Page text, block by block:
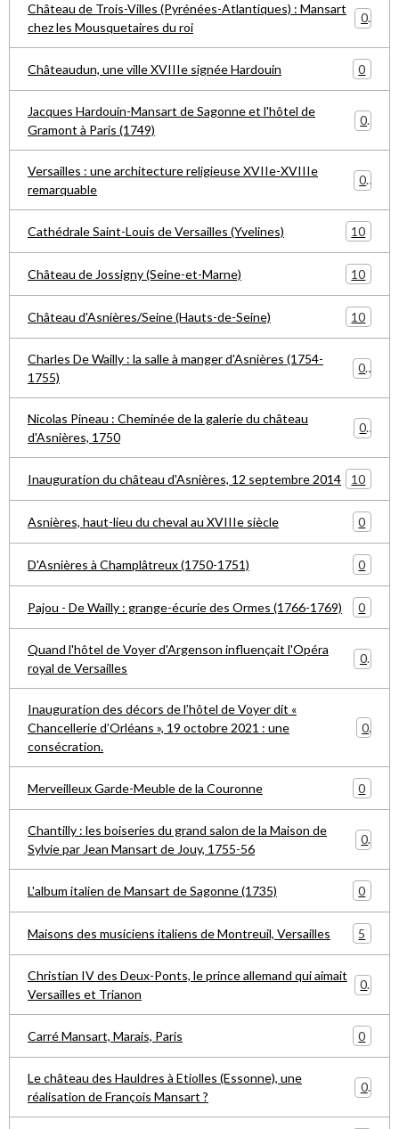
Château de Trois-Villes (Pyrénées-Atlantiques) : Mansart
chez les Mousquetaires du roi
0
Châteaudun, une ville XVIIIe signée Hardouin 0
Jacques Hardouin-Mansart de Sagonne et l'hôtel de
Gramont à Paris (1749)
0
Versailles : une architecture religieuse XVIIe-XVIIIe
remarquable
0
Cathédrale Saint-Louis de Versailles (Yvelines) 10
Château de Jossigny (Seine-et-Marne) 10
Château d'Asnières/Seine (Hauts-de-Seine) 10
Charles De Wailly : la salle à manger d'Asnières (1754-
1755)
0
Nicolas Pineau : Cheminée de la galerie du château
d'Asnières, 1750
0
Inauguration du château d'Asnières, 12 septembre 2014 10
Asnières, haut-lieu du cheval au XVIIIe siècle 0
D'Asnières à Champlâtreux (1750-1751) 0
Pajou - De Wailly : grange-écurie des Ormes (1766-1769) 0
Quand l'hôtel de Voyer d'Argenson influençait l'Opéra
royal de Versailles
0
Inauguration des décors de l’hôtel de Voyer dit «
Chancellerie d’Orléans », 19 octobre 2021 : une
consécration.
0
Merveilleux Garde-Meuble de la Couronne 0
Chantilly : les boiseries du grand salon de la Maison de
Sylvie par Jean Mansart de Jouy, 1755-56
0
L'album italien de Mansart de Sagonne (1735) 0
Maisons des musiciens italiens de Montreuil, Versailles 5
Christian IV des Deux-Ponts, le prince allemand qui aimait
Versailles et Trianon
0
Carré Mansart, Marais, Paris 0
Le château des Hauldres à Etiolles (Essonne), une
réalisation de François Mansart ?
0